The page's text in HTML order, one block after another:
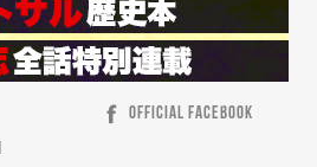
OFFICIAL FACEBOOK